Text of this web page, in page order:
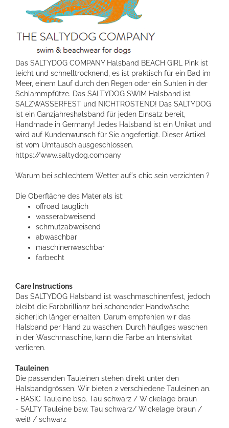
Das SALTYDOG COMPANY Halsband BEACH GIRL Pink ist
leicht und schnelltrocknend, es ist praktisch für ein Bad im
Meer, einem Lauf durch den Regen oder ein Suhlen in der
Schlammpfütze. Das SALTYDOG SWIM Halsband ist
SALZWASSERFEST und NICHTROSTEND! Das SALTYDOG
ist ein Ganzjahreshalsband für jeden Einsatz bereit,
Handmade in Germany! Jedes Halsband ist ein Unikat und
wird auf Kundenwunsch für Sie angefertigt. Dieser Artikel
ist vom Umtausch ausgeschlossen.
https://www.saltydog.company
Warum bei schlechtem Wetter auf´s chic sein verzichten ?
Die Oberfläche des Materials ist:
offroad tauglich
wasserabweisend
schmutzabweisend
abwaschbar
maschinenwaschbar
farbecht
Care Instructions
Das SALTYDOG Halsband ist waschmaschinenfest, jedoch
bleibt die Farbbrillianz bei schonender Handwäsche
sicherlich länger erhalten. Darum empfehlen wir das
Halsband per Hand zu waschen. Durch häufiges waschen
in der Waschmaschine, kann die Farbe an Intensivität
verlieren.
Tauleinen
Die passenden Tauleinen stehen direkt unter den
Halsbandgrössen. Wir bieten 2 verschiedene Tauleinen an.
- BASIC Tauleine bsp. Tau schwarz / Wickelage braun
- SALTY Tauleine bsw. Tau schwarz/ Wickelage braun /
weiß / schwarz